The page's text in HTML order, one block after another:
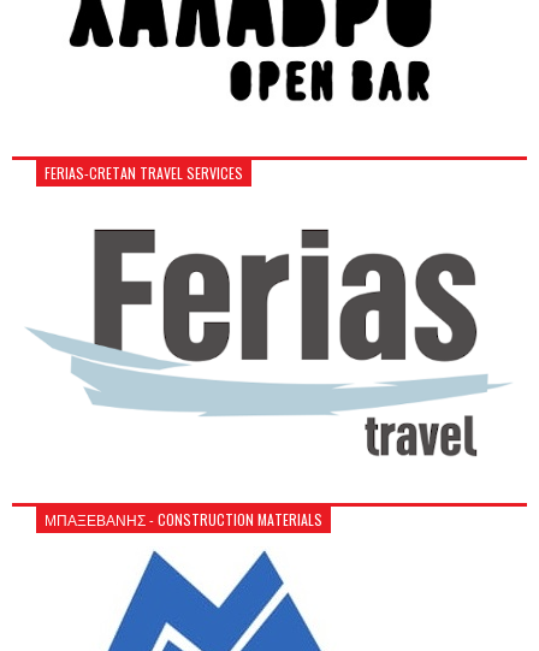
FERIAS-CRETAN TRAVEL SERVICES
ΜΠΑΞΕΒΑΝΗΣ - CONSTRUCTION MATERIALS